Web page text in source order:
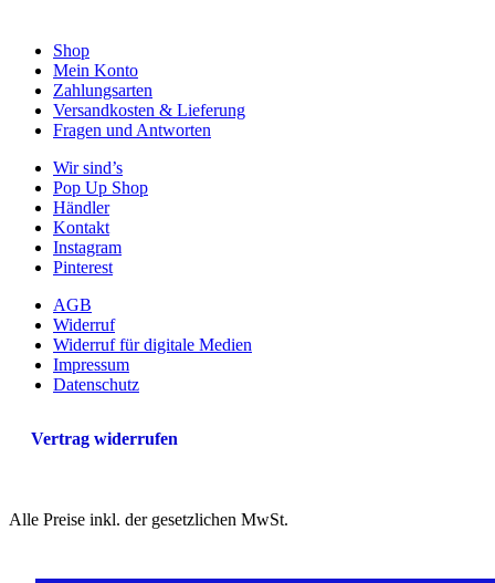
Shop
Mein Konto
Zahlungsarten
Versandkosten & Lieferung
Fragen und Antworten
Wir sind’s
Pop Up Shop
Händler
Kontakt
Instagram
Pinterest
AGB
Widerruf
Widerruf für digitale Medien
Impressum
Datenschutz
Vertrag widerrufen
Alle Preise inkl. der gesetzlichen MwSt.